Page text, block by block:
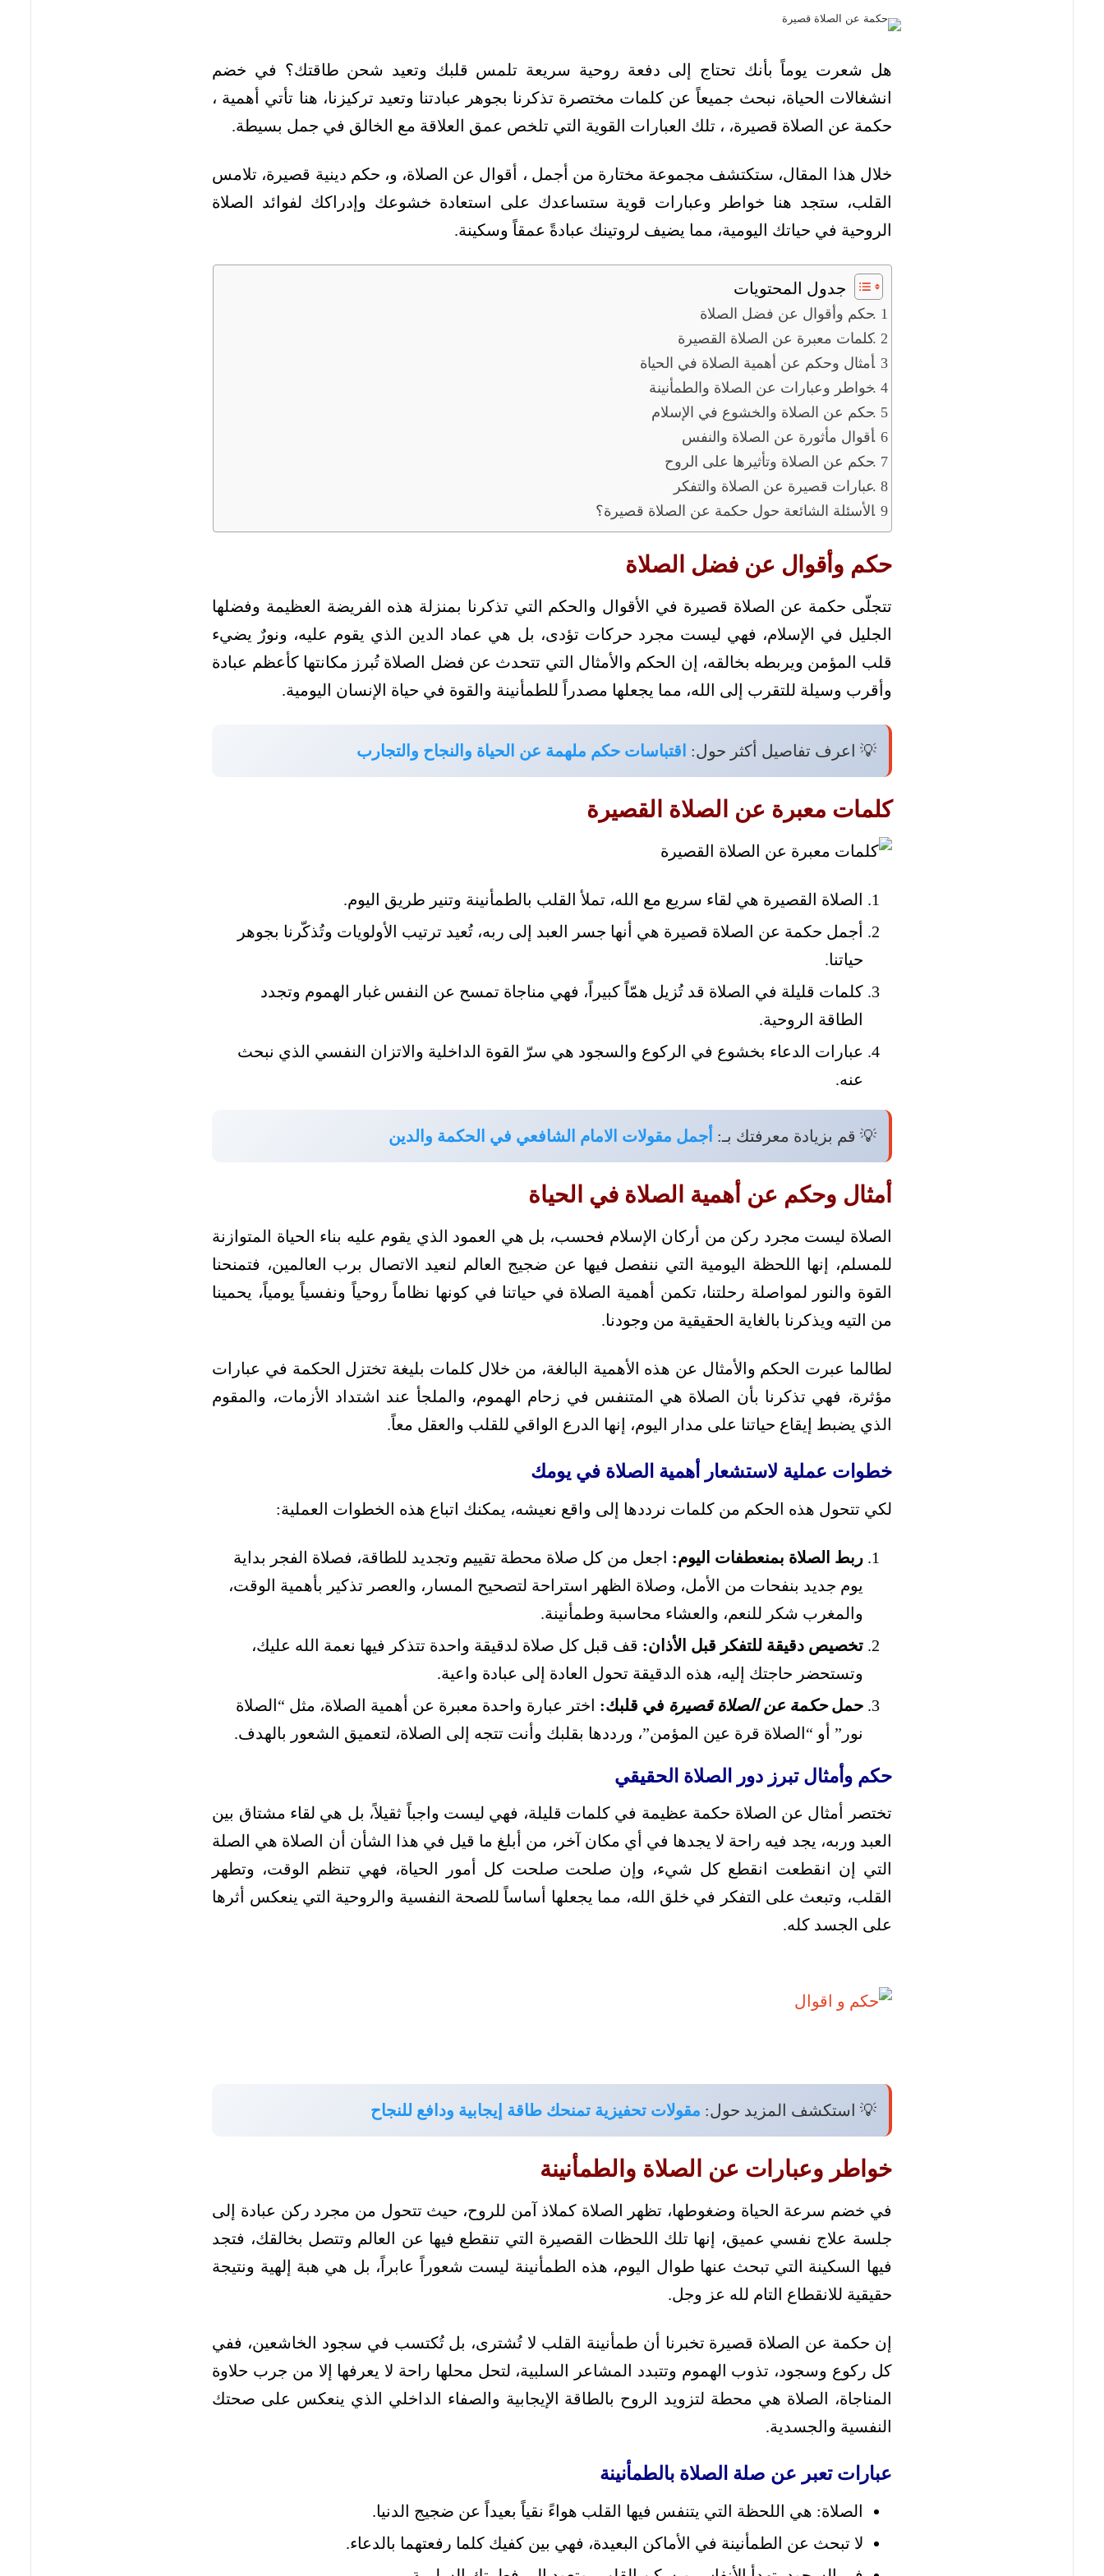
هل شعرت يوماً بأنك تحتاج إلى دفعة روحية سريعة تلمس قلبك وتعيد شحن طاقتك؟ في خضم
انشغالات الحياة، نبحث جميعاً عن كلمات مختصرة تذكرنا بجوهر عبادتنا وتعيد تركيزنا، هنا تأتي أهمية ،
حكمة عن الصلاة قصيرة، ، تلك العبارات القوية التي تلخص عمق العلاقة مع الخالق في جمل بسيطة.
خلال هذا المقال، ستكتشف مجموعة مختارة من أجمل ، أقوال عن الصلاة، و، حكم دينية قصيرة، تلامس
القلب، ستجد هنا خواطر وعبارات قوية ستساعدك على استعادة خشوعك وإدراكك لفوائد الصلاة
الروحية في حياتك اليومية، مما يضيف لروتينك عبادةً عمقاً وسكينة.
جدول المحتويات
حكم وأقوال عن فضل الصلاة
كلمات معبرة عن الصلاة القصيرة
أمثال وحكم عن أهمية الصلاة في الحياة
خواطر وعبارات عن الصلاة والطمأنينة
حكم عن الصلاة والخشوع في الإسلام
أقوال مأثورة عن الصلاة والنفس
حكم عن الصلاة وتأثيرها على الروح
عبارات قصيرة عن الصلاة والتفكر
الأسئلة الشائعة حول حكمة عن الصلاة قصيرة؟
حكم وأقوال عن فضل الصلاة
تتجلّى حكمة عن الصلاة قصيرة في الأقوال والحكم التي تذكرنا بمنزلة هذه الفريضة العظيمة وفضلها
الجليل في الإسلام، فهي ليست مجرد حركات تؤدى، بل هي عماد الدين الذي يقوم عليه، ونورٌ يضيء
قلب المؤمن ويربطه بخالقه، إن الحكم والأمثال التي تتحدث عن فضل الصلاة تُبرز مكانتها كأعظم عبادة
وأقرب وسيلة للتقرب إلى الله، مما يجعلها مصدراً للطمأنينة والقوة في حياة الإنسان اليومية.
💡 اعرف تفاصيل أكثر حول: اقتباسات حكم ملهمة عن الحياة والنجاح والتجارب
كلمات معبرة عن الصلاة القصيرة
الصلاة القصيرة هي لقاء سريع مع الله، تملأ القلب بالطمأنينة وتنير طريق اليوم.
أجمل حكمة عن الصلاة قصيرة هي أنها جسر العبد إلى ربه، تُعيد ترتيب الأولويات وتُذكّرنا بجوهر
حياتنا.
كلمات قليلة في الصلاة قد تُزيل همّاً كبيراً، فهي مناجاة تمسح عن النفس غبار الهموم وتجدد
الطاقة الروحية.
عبارات الدعاء بخشوع في الركوع والسجود هي سرّ القوة الداخلية والاتزان النفسي الذي نبحث
عنه.
💡 قم بزيادة معرفتك بـ: أجمل مقولات الامام الشافعي في الحكمة والدين
أمثال وحكم عن أهمية الصلاة في الحياة
الصلاة ليست مجرد ركن من أركان الإسلام فحسب، بل هي العمود الذي يقوم عليه بناء الحياة المتوازنة
للمسلم، إنها اللحظة اليومية التي ننفصل فيها عن ضجيج العالم لنعيد الاتصال برب العالمين، فتمنحنا
القوة والنور لمواصلة رحلتنا، تكمن أهمية الصلاة في حياتنا في كونها نظاماً روحياً ونفسياً يومياً، يحمينا
من التيه ويذكرنا بالغاية الحقيقية من وجودنا.
لطالما عبرت الحكم والأمثال عن هذه الأهمية البالغة، من خلال كلمات بليغة تختزل الحكمة في عبارات
مؤثرة، فهي تذكرنا بأن الصلاة هي المتنفس في زحام الهموم، والملجأ عند اشتداد الأزمات، والمقوم
الذي يضبط إيقاع حياتنا على مدار اليوم، إنها الدرع الواقي للقلب والعقل معاً.
خطوات عملية لاستشعار أهمية الصلاة في يومك
لكي تتحول هذه الحكم من كلمات نرددها إلى واقع نعيشه، يمكنك اتباع هذه الخطوات العملية:
ربط الصلاة بمنعطفات اليوم: اجعل من كل صلاة محطة تقييم وتجديد للطاقة، فصلاة الفجر بداية
يوم جديد بنفحات من الأمل، وصلاة الظهر استراحة لتصحيح المسار، والعصر تذكير بأهمية الوقت،
والمغرب شكر للنعم، والعشاء محاسبة وطمأنينة.
تخصيص دقيقة للتفكر قبل الأذان: قف قبل كل صلاة لدقيقة واحدة تتذكر فيها نعمة الله عليك،
وتستحضر حاجتك إليه، هذه الدقيقة تحول العادة إلى عبادة واعية.
حملحكمة عن الصلاة قصيرة في قلبك: اختر عبارة واحدة معبرة عن أهمية الصلاة، مثل “الصلاة
نور” أو “الصلاة قرة عين المؤمن”، ورددها بقلبك وأنت تتجه إلى الصلاة، لتعميق الشعور بالهدف.
حكم وأمثال تبرز دور الصلاة الحقيقي
تختصر أمثال عن الصلاة حكمة عظيمة في كلمات قليلة، فهي ليست واجباً ثقيلاً، بل هي لقاء مشتاق بين
العبد وربه، يجد فيه راحة لا يجدها في أي مكان آخر، من أبلغ ما قيل في هذا الشأن أن الصلاة هي الصلة
التي إن انقطعت انقطع كل شيء، وإن صلحت صلحت كل أمور الحياة، فهي تنظم الوقت، وتطهر
القلب، وتبعث على التفكر في خلق الله، مما يجعلها أساساً للصحة النفسية والروحية التي ينعكس أثرها
على الجسد كله.
💡 استكشف المزيد حول: مقولات تحفيزية تمنحك طاقة إيجابية ودافع للنجاح
خواطر وعبارات عن الصلاة والطمأنينة
في خضم سرعة الحياة وضغوطها، تظهر الصلاة كملاذ آمن للروح، حيث تتحول من مجرد ركن عبادة إلى
جلسة علاج نفسي عميق، إنها تلك اللحظات القصيرة التي تنقطع فيها عن العالم وتتصل بخالقك، فتجد
فيها السكينة التي تبحث عنها طوال اليوم، هذه الطمأنينة ليست شعوراً عابراً، بل هي هبة إلهية ونتيجة
حقيقية للانقطاع التام لله عز وجل.
إن حكمة عن الصلاة قصيرة تخبرنا أن طمأنينة القلب لا تُشترى، بل تُكتسب في سجود الخاشعين، ففي
كل ركوع وسجود، تذوب الهموم وتتبدد المشاعر السلبية، لتحل محلها راحة لا يعرفها إلا من جرب حلاوة
المناجاة، الصلاة هي محطة لتزويد الروح بالطاقة الإيجابية والصفاء الداخلي الذي ينعكس على صحتك
النفسية والجسدية.
عبارات تعبر عن صلة الصلاة بالطمأنينة
الصلاة: هي اللحظة التي يتنفس فيها القلب هواءً نقياً بعيداً عن ضجيج الدنيا.
لا تبحث عن الطمأنينة في الأماكن البعيدة، فهي بين كفيك كلما رفعتهما بالدعاء.